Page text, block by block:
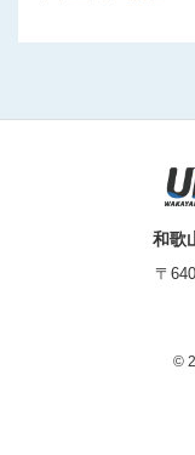
がっつり就業体験コー
プライバシーポリシー
和歌
〒
©